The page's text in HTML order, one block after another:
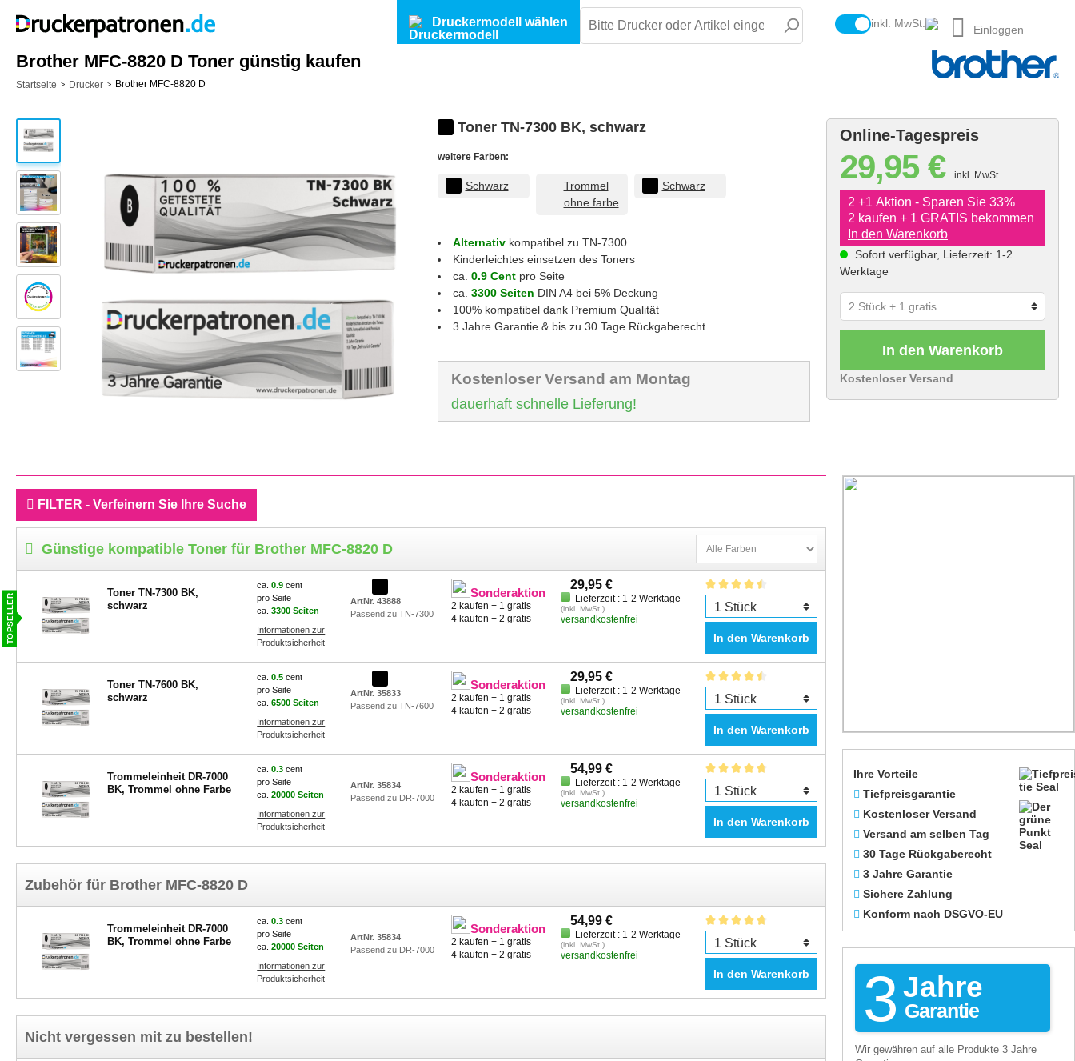
Druckermodell wählen inkl. MwSt. Einloggen
Brother MFC-8820 D Toner günstig kaufen
Startseite > Drucker > Brother MFC-8820 D
Toner TN-7300 BK, schwarz
weitere Farben:
Schwarz
Trommel
ohne farbe
Schwarz
Alternativ kompatibel zu TN-7300
Kinderleichtes einsetzen des Toners
ca. 0.9 Cent pro Seite
ca. 3300 Seiten DIN A4 bei 5% Deckung
100% kompatibel dank Premium Qualität
3 Jahre Garantie & bis zu 30 Tage Rückgaberecht
Kostenloser Versand am Montag
dauerhaft schnelle Lieferung!
Online-Tagespreis
29,95 € inkl. MwSt.
2 +1 Aktion - Sparen Sie 33%
2 kaufen + 1 GRATIS bekommen
In den Warenkorb
Sofort verfügbar, Lieferzeit: 1-2
Werktage
In den Warenkorb
Kostenloser Versand
FILTER - Verfeinern Sie Ihre Suche
Günstige kompatible Toner für Brother MFC-8820 D
Toner TN-7300 BK,
schwarz
ca.0.9cent
pro Seite
ca.3300 Seiten
Informationen zur
Produktsicherheit
ArtNr. 43888
Passend zu TN-7300
Sonderaktion
2 kaufen + 1 gratis
4 kaufen + 2 gratis
29,95 €
Lieferzeit : 1-2 Werktage
(inkl. MwSt.)
versandkostenfrei
In den Warenkorb
Toner TN-7600 BK,
schwarz
ca.0.5cent
pro Seite
ca.6500 Seiten
Informationen zur
Produktsicherheit
ArtNr. 35833
Passend zu TN-7600
Sonderaktion
2 kaufen + 1 gratis
4 kaufen + 2 gratis
29,95 €
Lieferzeit : 1-2 Werktage
(inkl. MwSt.)
versandkostenfrei
In den Warenkorb
Trommeleinheit DR-7000
BK, Trommel ohne Farbe
ca.0.3cent
pro Seite
ca.20000 Seiten
Informationen zur
Produktsicherheit
ArtNr. 35834
Passend zu DR-7000
Sonderaktion
2 kaufen + 1 gratis
4 kaufen + 2 gratis
54,99 €
Lieferzeit : 1-2 Werktage
(inkl. MwSt.)
versandkostenfrei
In den Warenkorb
Zubehör für Brother MFC-8820 D
Trommeleinheit DR-7000
BK, Trommel ohne Farbe
ca.0.3cent
pro Seite
ca.20000 Seiten
Informationen zur
Produktsicherheit
ArtNr. 35834
Passend zu DR-7000
Sonderaktion
2 kaufen + 1 gratis
4 kaufen + 2 gratis
54,99 €
Lieferzeit : 1-2 Werktage
(inkl. MwSt.)
versandkostenfrei
In den Warenkorb
Nicht vergessen mit zu bestellen!
Ihre Vorteile
Tiefpreisgarantie
Kostenloser Versand
Versand am selben Tag
30 Tage Rückgaberecht
3 Jahre Garantie
Sichere Zahlung
Konform nach DSGVO-EU
3 Jahre
Garantie
Wir gewähren auf alle Produkte 3 Jahre